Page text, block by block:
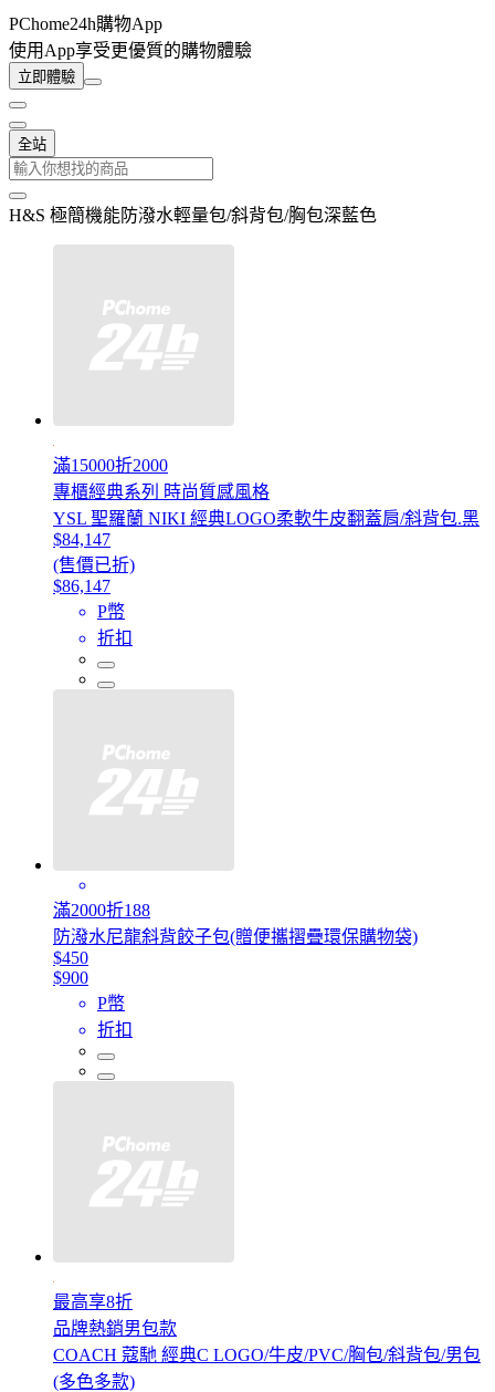
PChome24h購物App
使用App享受更優質的購物體驗
立即體驗
全站
H&S 極簡機能防潑水輕量包/斜背包/胸包深藍色
滿15000折2000
專櫃經典系列 時尚質感風格
YSL 聖羅蘭 NIKI 經典LOGO柔軟牛皮翻蓋肩/斜背包.黑
$84,147
(售價已折)
$86,147
P幣
折扣
滿2000折188
防潑水尼龍斜背餃子包(贈便攜摺疊環保購物袋)
$450
$900
P幣
折扣
最高享8折
品牌熱銷男包款
COACH 蔻馳 經典C LOGO/牛皮/PVC/胸包/斜背包/男包
(多色多款)